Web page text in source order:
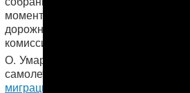
момент выборами в парламент
дорожные расходы оплатит
комиссия Туркменистана.
О. Умаркулиеву на самом деле
самолет на 22 февраля, однако
миграционная служба